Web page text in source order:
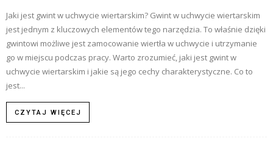
Jaki jest gwint w uchwycie wiertarskim? Gwint w uchwycie wiertarskim
jest jednym z kluczowych elementów tego narzędzia. To właśnie dzięki
gwintowi możliwe jest zamocowanie wiertła w uchwycie i utrzymanie
go w miejscu podczas pracy. Warto zrozumieć, jaki jest gwint w
uchwycie wiertarskim i jakie są jego cechy charakterystyczne. Co to
jest...
CZYTAJ WIĘCEJ